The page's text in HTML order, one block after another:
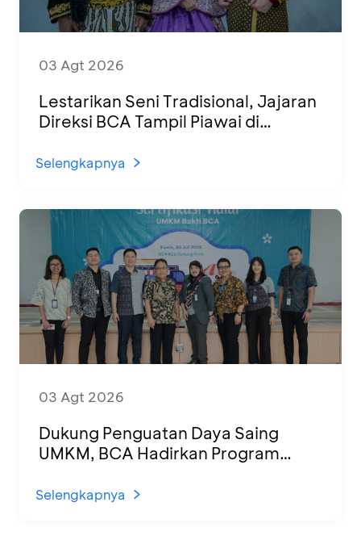
03 Agt 2026
Lestarikan Seni Tradisional, Jajaran
Direksi BCA Tampil Piawai di
Selengkapnya
03 Agt 2026
Dukung Penguatan Daya Saing
UMKM, BCA Hadirkan Program
di KCU Tanjung Priok
Selengkapnya